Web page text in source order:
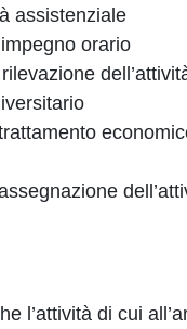
assistenziale
orario
l’attività di cui